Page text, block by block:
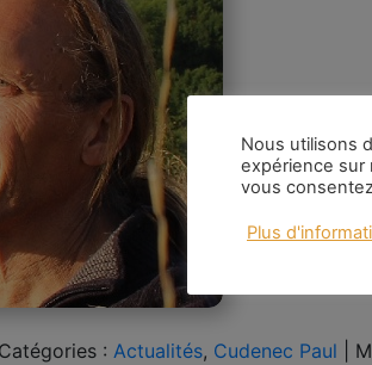
Catégories : Actualités, Cudenec Paul
Nous utilisons
expérience sur
vous
Plus